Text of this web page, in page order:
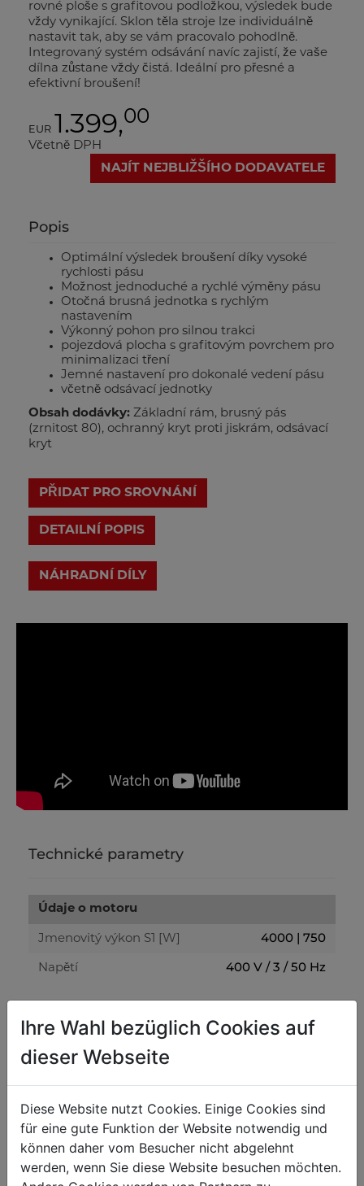
rovné ploše s grafitovou podložkou, výsledek bude
vždy vynikající. Sklon těla stroje lze individuálně
nastavit tak, aby se vám pracovalo pohodlně.
Integrovaný systém odsávání navíc zajistí, že vaše
dílna zůstane vždy čistá. Ideální pro přesné a
efektivní broušení!
EUR 1.399,00
Včetně DPH
NAJÍT NEJBLIŽŠÍHO DODAVATELE
Popis
Optimální výsledek broušení díky vysoké
rychlosti pásu
Možnost jednoduché a rychlé výměny pásu
Otočná brusná jednotka s rychlým
nastavením
Výkonný pohon pro silnou trakci
pojezdová plocha s grafitovým povrchem pro
minimalizaci tření
Jemné nastavení pro dokonalé vedení pásu
včetně odsávací jednotky
Obsah dodávky: Základní rám, brusný pás
(zrnitost 80), ochranný kryt proti jiskrám, odsávací
kryt
PŘIDAT PRO SROVNÁNÍ
DETAILNÍ POPIS
Technické parametry
Údaje o motoru
Jmenovitý výkon S1 [W] 4000 | 750
Napětí 400 V / 3 / 50 Hz
Celkové rozměry [mm] 1300 x 600 x 970
Odsavače prachu a pilin
Sací výkon [m³/h]
Ihre Wahl bezüglich Cookies auf
dieser Webseite
Diese Website nutzt Cookies. Einige Cookies sind
für eine gute Funktion der Website notwendig und
können daher vom Besucher nicht abgelehnt
werden, wenn Sie diese Website besuchen möchten.